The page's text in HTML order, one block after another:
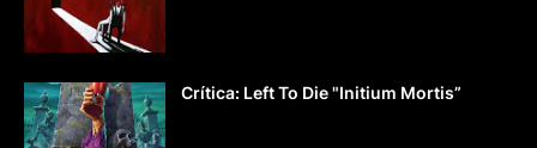
Crítica: Left To Die "Initium Mortis”